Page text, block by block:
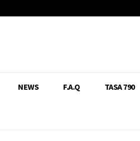
NEWS F.A.Q TASA 790